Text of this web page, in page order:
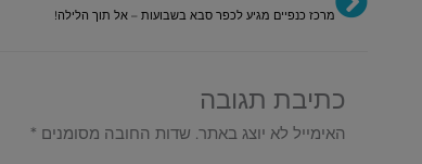
מרכז כנפיים מגיע לכפר סבא בשבועות – אל תוך הלילה!
כתיבת תגובה
האימייל לא יוצג באתר. שדות החובה מסומנים *